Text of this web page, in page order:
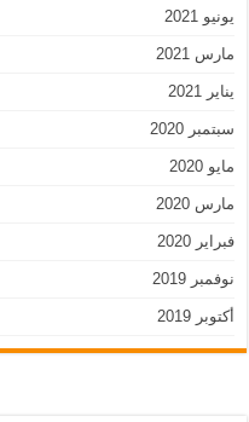
يونيو 2021
مارس 2021
يناير 2021
سبتمبر 2020
مايو 2020
مارس 2020
فبراير 2020
نوفمبر 2019
أكتوبر 2019